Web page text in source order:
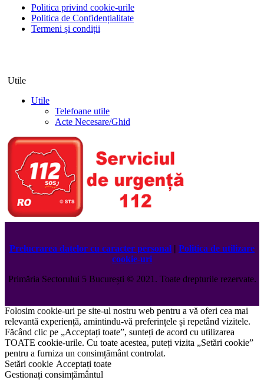
Politica privind cookie-urile
Politica de Confidențialitate
Termeni și condiții
Utile
Utile
Telefoane utile
Acte Necesare/Ghid
Prelucrarea datelor cu caracter personal | Politica de utilizare
cookie-uri
Primăria Sectorului 5 București ©️2021. Toate drepturile rezervate.
Folosim cookie-uri pe site-ul nostru web pentru a vă oferi cea mai
relevantă experiență, amintindu-vă preferințele și repetând vizitele.
Făcând clic pe „Acceptați toate”, sunteți de acord cu utilizarea
TOATE cookie-urile. Cu toate acestea, puteți vizita „Setări cookie”
pentru a furniza un consimțământ controlat.
Setări cookie Acceptați toate
Gestionați consimțământul